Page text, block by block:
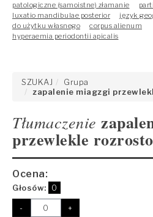
patologiczne (samoistne) złamanie
luxatio mandibulae posterior
język
do użytku własnego
corpus alienum
hyperaemia periodontii apicalis
SZUKAJ
Grupa
zapalenie miagzgi
Tłumaczenie
przewlekle
Ocena:
Głosów: 0
- +